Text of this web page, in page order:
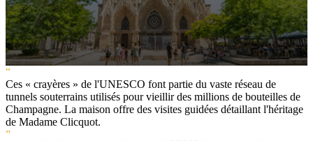
“
Ces « crayères » de l'UNESCO font partie du vaste réseau de
tunnels souterrains utilisés pour vieillir des millions de bouteilles de
Champagne. La maison offre des visites guidées détaillant l'héritage
de Madame Clicquot.
”